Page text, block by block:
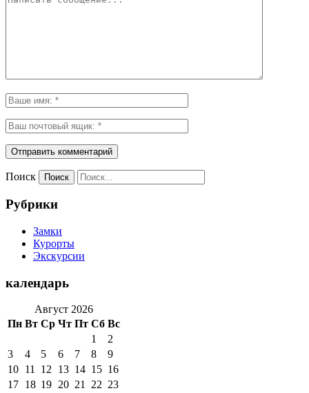
Поиск
Рубрики
Замки
Курорты
Экскурсии
календарь
Август 2026
Пн Вт Ср Чт Пт Сб Вс
1
2
3
4 5 6 7 8
9
10 11 12 13 14 15 16
17 18 19 20 21 22 23